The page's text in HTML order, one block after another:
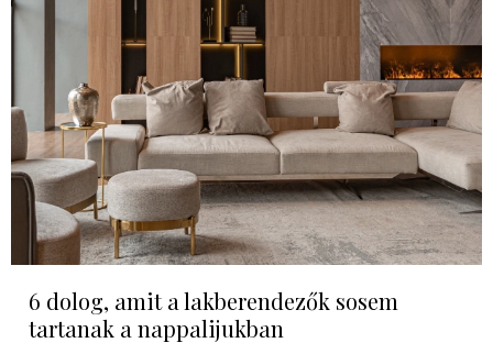
6 dolog, amit a lakberendezők sosem
tartanak a nappalijukban